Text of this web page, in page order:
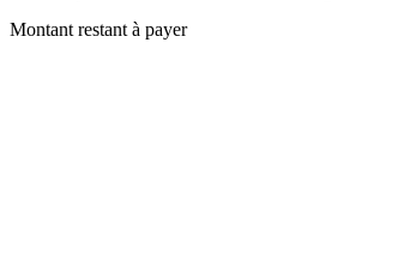
Montant restant à payer